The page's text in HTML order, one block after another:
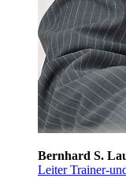
Bernhard S.
Leiter Trainer-